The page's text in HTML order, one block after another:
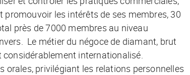
les intérêts de ses membres, 30
près de 7000 membres au niveau
Le métier du négoce de diamant, brut
considérablement internationalisé.
orales, privilégiant les relations personnelles